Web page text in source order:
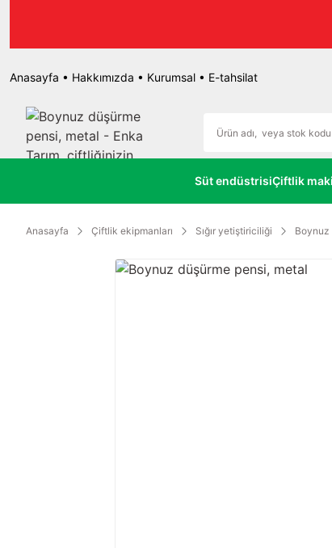
Anasayfa • Hakkımızda • Kurumsal • E-tahsilat
Süt endüstrisiÇiftlik
Anasayfa Çiftlik ekipmanları Sığır yetiştiriciliği Boynuz